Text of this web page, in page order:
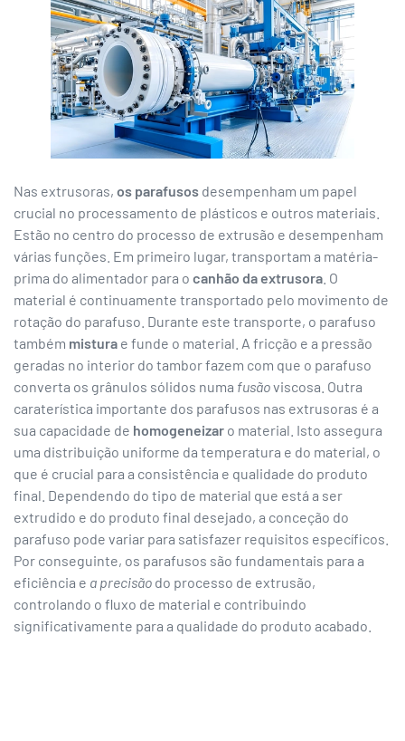
Nas extrusoras, os parafusos desempenham um papel
crucial no processamento de plásticos e outros materiais.
Estão no centro do processo de extrusão e desempenham
várias funções. Em primeiro lugar, transportam a matéria-
prima do alimentador para o canhão da extrusora . O
material é continuamente transportado pelo movimento de
rotação do parafuso. Durante este transporte, o parafuso
também mistura e funde o material. A fricção e a pressão
geradas no interior do tambor fazem com que o parafuso
converta os grânulos sólidos numa fusãoviscosa. Outra
caraterística importante dos parafusos nas extrusoras é a
sua capacidade de homogeneizar o material. Isto assegura
uma distribuição uniforme da temperatura e do material, o
que é crucial para a consistência e qualidade do produto
final. Dependendo do tipo de material que está a ser
extrudido e do produto final desejado, a conceção do
parafuso pode variar para satisfazer requisitos específicos.
Por conseguinte, os parafusos são fundamentais para a
eficiência e a precisão do processo de extrusão,
controlando o fluxo de material e contribuindo
significativamente para a qualidade do produto acabado.